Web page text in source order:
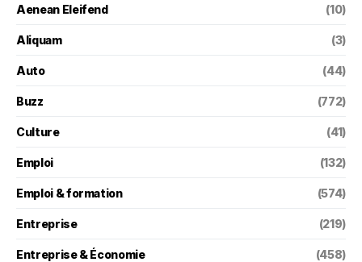
Aenean Eleifend (10)
Aliquam (3)
Auto (44)
Buzz (772)
Culture (41)
Emploi (132)
Emploi & formation (574)
Entreprise (219)
Entreprise & Économie (458)